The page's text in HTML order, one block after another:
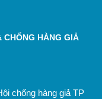
CHỐNG HÀNG GIẢ
chống hàng giả TP